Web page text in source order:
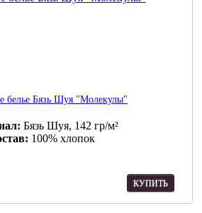
белье Бязь Шуя "Молекулы"
Бязь Шуя, 142 гр/м²
100% хлопок
КУПИТЬ